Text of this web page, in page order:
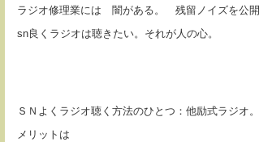
ラジオ修理業には 闇がある。 残留ノイズを公
sn良くラジオは聴きたい。それが人の心。
ＳＮよくラジオ聴く方法のひとつ：他励式ラジ
メリットは